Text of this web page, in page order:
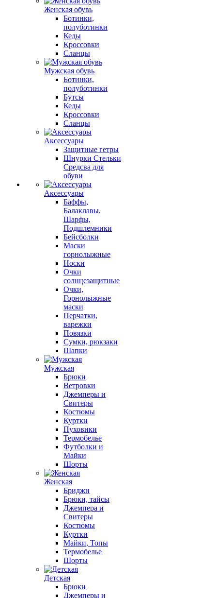
Женская обувь
Ботинки,
полуботинки
Кеды
Кроссовки
Сланцы
Мужская обувь
Ботинки,
полуботинки
Бутсы
Кеды
Кроссовки
Сланцы
Аксессуары
Защитные гетры
Шнурки Стельки
Средсва для
обуви
Аксессуары
Баффы,
Балаклавы,
Шарфы,
Подшлемники
Бейсболки
Маски
горнолыжные
Носки
Очки
солнцезащитные
Очки,
Горнолыжные
маски
Перчатки,
варежки
Повязки
Сумки, рюкзаки
Шапки
Мужская
Брюки
Ветровки
Джемперы и
Свитеры
Костюмы
Куртки
Пуховики
Термобелье
Футболки и
Майки
Шорты
Женская
Бриджи
Брюки, тайсы
Джемпера и
Свитеры
Костюмы
Куртки
Майки, Топы
Термобелье
Шорты
Детская
Брюки
Джемперы и